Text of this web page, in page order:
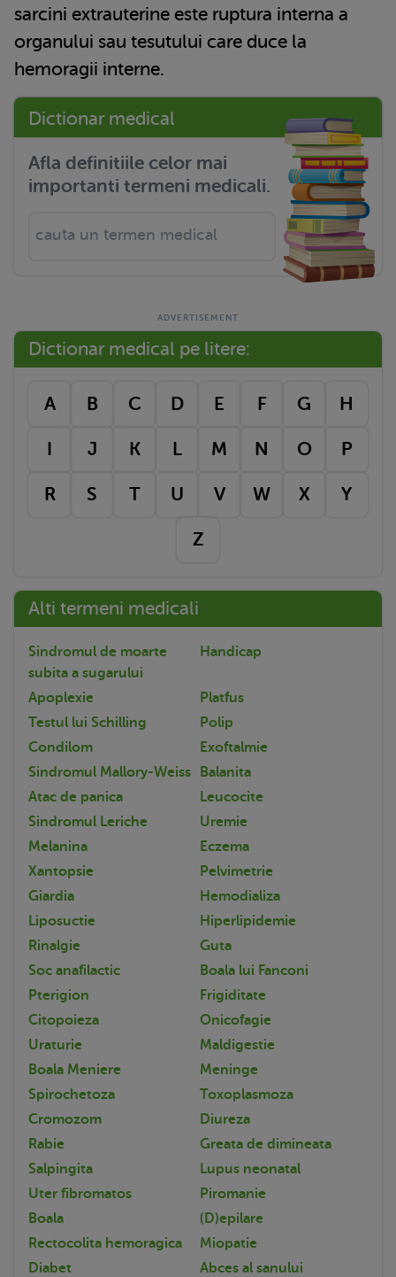
sarcini extrauterine este ruptura interna a
organului sau tesutului care duce la
hemoragii interne.
Dictionar medical
Afla definitiile celor mai
importanti termeni medicali.
Dictionar medical pe litere:
A B C D E F G H
I J K L M N O P
R S T U V W X Y
Z
Alti termeni medicali
Sindromul de moarte
subita a sugarului
Handicap
Apoplexie
Platfus
Testul lui Schilling
Polip
Condilom
Exoftalmie
Sindromul Mallory-Weiss
Balanita
Atac de panica
Leucocite
Sindromul Leriche
Uremie
Melanina
Eczema
Xantopsie
Pelvimetrie
Giardia
Hemodializa
Liposuctie
Hiperlipidemie
Rinalgie
Guta
Soc anafilactic
Boala lui Fanconi
Pterigion
Frigiditate
Citopoieza
Onicofagie
Uraturie
Maldigestie
Boala Meniere
Meninge
Spirochetoza
Toxoplasmoza
Cromozom
Diureza
Rabie
Greata de dimineata
Salpingita
Lupus neonatal
Uter fibromatos
Piromanie
Boala
(D)epilare
Rectocolita hemoragica
Miopatie
Diabet
Abces al sanului